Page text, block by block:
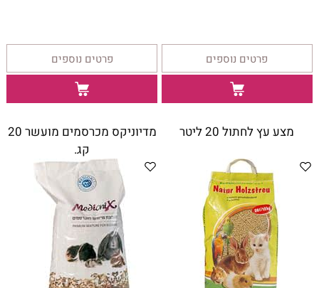
פרטים נוספים פרטים נוספים
מצע עץ לחתול 20 ליטר
מדיוניקס מכרסמים מועשר 20
קג.